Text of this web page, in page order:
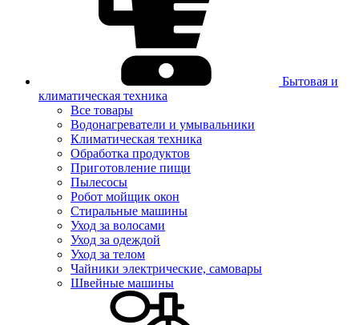
Бытовая и
климатическая техника
Все товары
Водонагреватели и умывальники
Климатическая техника
Обработка продуктов
Приготовление пищи
Пылесосы
Робот мойщик окон
Стиральные машины
Уход за волосами
Уход за одеждой
Уход за телом
Чайники электрические, самовары
Швейные машины